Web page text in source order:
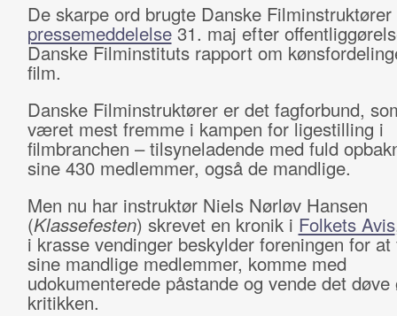
De skarpe ord brugte Danske Filminstruktører
pressemeddelelse31. maj efter
Danske Filminstituts rapport om
film.
Danske Filminstruktører er det fagforbund,
været mest fremme i kampen for ligestilling i
filmbranchen – tilsyneladende med fuld
sine 430 medlemmer, også de mandlige.
Men nu har instruktør Niels Nørløv Hansen
(Klassefesten) skrevet en kronik i Folkets Avis
i krasse vendinger beskylder foreningen for
sine mandlige medlemmer, komme med
udokumenterede påstande og vende det døve
kritikken.